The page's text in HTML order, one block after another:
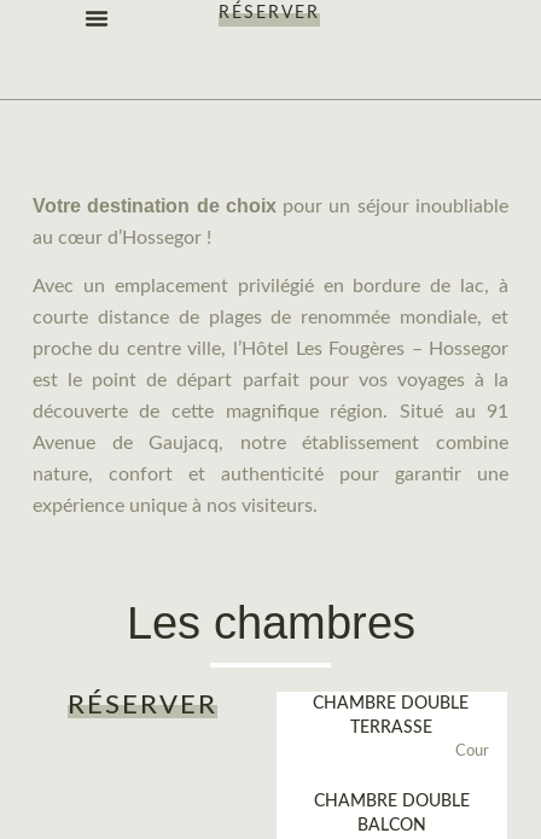
RÉSERVER
Les chambres
de l'Hôtel Les
Fougères à
Votre destination de choix pour un séjour inoubliable
au cœur d’Hossegor !
Avec un emplacement privilégié en bordure de lac, à
courte distance de plages de renommée mondiale, et
proche du centre ville, l’Hôtel Les Fougères – Hossegor
est le point de départ parfait pour vos voyages à la
découverte de cette magnifique région. Situé au 91
Avenue de Gaujacq, notre établissement combine
nature, confort et authenticité pour garantir une
expérience unique à nos visiteurs.
RÉSERVER
CHAMBRE DOUBLE
TERRASSE
Cour
CHAMBRE DOUBLE
BALCON